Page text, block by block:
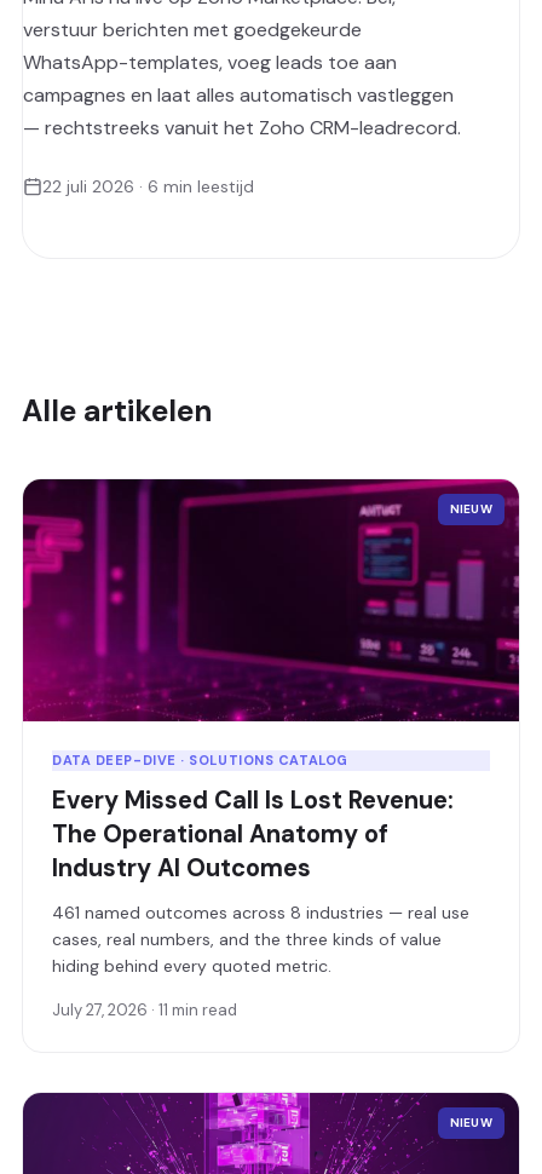
verstuur berichten met goedgekeurde
WhatsApp-templates, voeg leads toe aan
campagnes en laat alles automatisch vastleggen
— rechtstreeks vanuit het Zoho CRM-leadrecord.
22 juli 2026 · 6 min leestijd
Alle artikelen
NIEUW
DATA DEEP-DIVE · SOLUTIONS CATALOG
Every Missed Call Is Lost Revenue:
The Operational Anatomy of
Industry AI Outcomes
461 named outcomes across 8 industries — real use
cases, real numbers, and the three kinds of value
hiding behind every quoted metric.
July 27, 2026 · 11 min read
NIEUW